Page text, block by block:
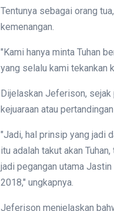
Tentunya sebagai orang
kemenangan.
"Kami hanya minta Tuhan
yang selalu kami tekankan
Dijelaskan Jeferison, sejak
kejuaraan atau
"Jadi, hal prinsip yang jadi
itu adalah takut akan
jadi pegangan utama
2018," ungkapnya.
Jeferison menjelaskan